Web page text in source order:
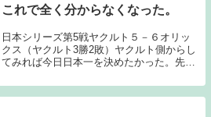
これで全く分からなくなった。
日本シリーズ第5戦ヤクルト５－６オリッ
クス（ヤクルト3勝2敗）ヤクルト側からし
てみれば今日日本一を決めたかった。先制
しホームランを放ち、リードを奪われても
山田が同点3ランホームランを放ってみせ